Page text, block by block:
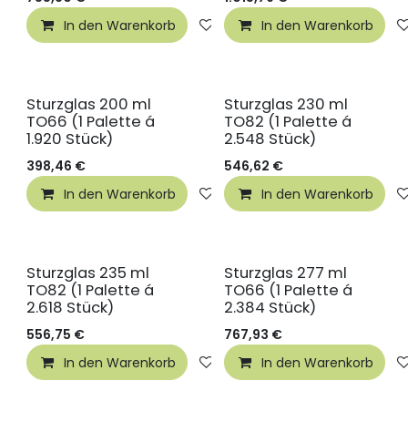
In den Warenkorb
Auf die Wunschliste
In den Warenkorb
Sturzglas 200 ml
TO66 (1 Palette á
1.920 Stück)
398,46 €
In den Warenkorb
Auf die Wunschliste
Sturzglas 230 ml
TO82 (1 Palette á
2.548 Stück)
546,62 €
In den Warenkorb
Sturzglas 235 ml
TO82 (1 Palette á
2.618 Stück)
556,75 €
In den Warenkorb
Auf die Wunschliste
Sturzglas 277 ml
TO66 (1 Palette á
2.384 Stück)
767,93 €
In den Warenkorb